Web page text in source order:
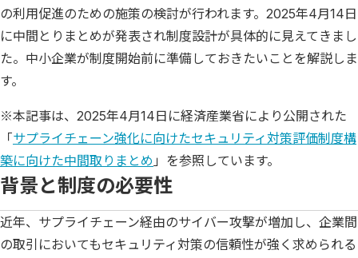
の利用促進のための施策の検討が行われます。2025年4月14日
に中間とりまとめが発表され制度設計が具体的に見えてきまし
た。中小企業が制度開始前に準備しておきたいことを解説しま
す。
※本記事は、2025年4月14日に経済産業省により公開された
「サプライチェーン強化に向けたセキュリティ対策評価制度構
築に向けた中間取りまとめ 」を参照しています。
背景と制度の必要性
近年、サプライチェーン経由のサイバー攻撃が増加し、企業間
の取引においてもセキュリティ対策の信頼性が強く求められる